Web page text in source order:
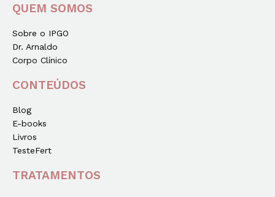
QUEM SOMOS
Sobre o IPGO
Dr. Arnaldo
Corpo Clínico
CONTEÚDOS
Blog
E-books
Livros
TesteFert
TRATAMENTOS